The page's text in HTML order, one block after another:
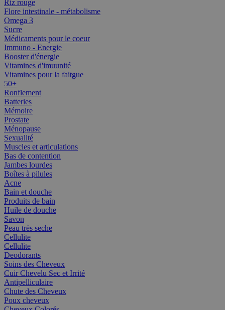
Riz rouge
Flore intestinale - métabolisme
Omega 3
Sucre
Médicaments pour le coeur
Immuno - Energie
Booster d'énergie
Vitamines d'imuunité
Vitamines pour la faitgue
50+
Ronflement
Batteries
Mémoire
Prostate
Ménopause
Sexualité
Muscles et articulations
Bas de contention
Jambes lourdes
Boîtes à pilules
Acne
Bain et douche
Produits de bain
Huile de douche
Savon
Peau très seche
Cellulite
Cellulite
Deodorants
Soins des Cheveux
Cuir Chevelu Sec et Irrité
Antipelliculaire
Chute des Cheveux
Poux cheveux